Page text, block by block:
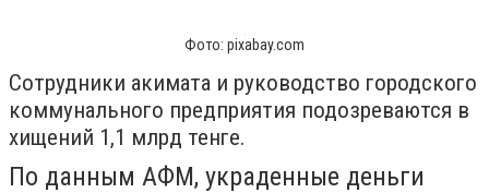
Фото: pixabay.com
Сотрудники акимата и руководство городского
коммунального предприятия подозреваются в
хищений 1,1 млрд тенге.
По данным АФМ, украденные деньги